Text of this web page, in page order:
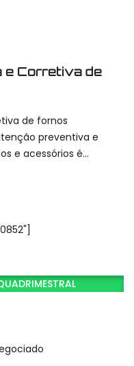
e Corretiva de
de fornos
preventiva e
e acessórios é
de crematórios em